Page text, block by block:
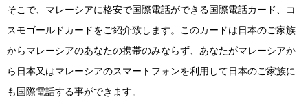
そこで、マレーシアに格安で国際電話ができる国際電話カード、コ
スモゴールドカードをご紹介致します。このカードは日本のご家族
からマレーシアのあなたの携帯のみならず、あなたがマレーシアか
ら日本又はマレーシアのスマートフォンを利用して日本のご家族に
も国際電話する事ができます。